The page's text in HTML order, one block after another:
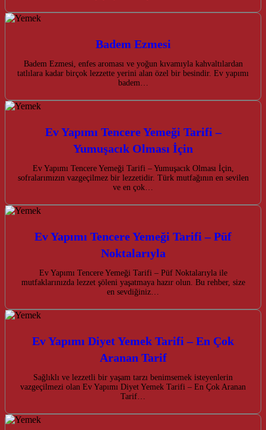
Badem Ezmesi
Badem Ezmesi, enfes aroması ve yoğun kıvamıyla kahvaltılardan
tatlılara kadar birçok lezzette yerini alan özel bir besindir. Ev yapımı
badem…
Ev Yapımı Tencere Yemeği Tarifi –
Yumuşacık Olması İçin
Ev Yapımı Tencere Yemeği Tarifi – Yumuşacık Olması İçin,
sofralarımızın vazgeçilmez bir lezzetidir. Türk mutfağının en sevilen
ve en çok…
Ev Yapımı Tencere Yemeği Tarifi – Püf
Noktalarıyla
Ev Yapımı Tencere Yemeği Tarifi – Püf Noktalarıyla ile
mutfaklarınızda lezzet şöleni yaşatmaya hazır olun. Bu rehber, size
en sevdiğiniz…
Ev Yapımı Diyet Yemek Tarifi – En Çok
Aranan Tarif
Sağlıklı ve lezzetli bir yaşam tarzı benimsemek isteyenlerin
vazgeçilmezi olan Ev Yapımı Diyet Yemek Tarifi – En Çok Aranan
Tarif…